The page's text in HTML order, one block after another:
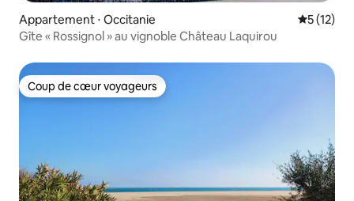
Appartement ⋅ Occitanie
5 (12)
Gîte « Rossignol » au vignoble Château Laquirou
Coup de cœur voyageurs
Coup de cœur voyageurs